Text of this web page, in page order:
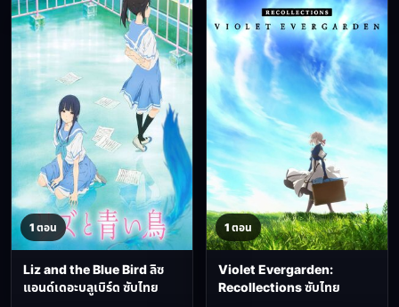
1 ตอน
Liz and the Blue Bird ลิซ
แอนด์เดอะบลูเบิร์ด ซับไทย
1 ตอน
Violet Evergarden:
Recollections ซับไทย